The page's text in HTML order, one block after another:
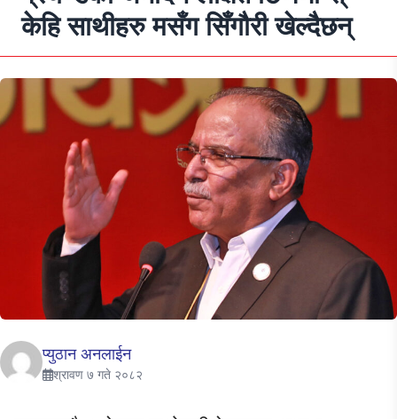
केहि साथीहरु मसँग सिँगौरी खेल्दैछन्
प्युठान अनलाईन
श्रावण ७ गते २०८२